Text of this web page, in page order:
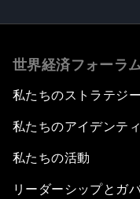
世界経済フォーラ
私たちのストラテジー
私たちのアイデンテ
私たちの活動
リーダーシップとガ